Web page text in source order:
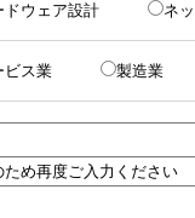
ドウェア設計 ネ
ビス業 製造業
ため再度ご入力ください